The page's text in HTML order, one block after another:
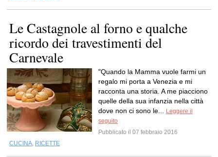
Le Castagnole al forno e qualche
ricordo dei travestimenti del
Carnevale
"Quando la Mamma vuole farmi un
regalo mi porta a Venezia e mi
racconta una storia. A me piacciono
quelle della sua infanzia nella città
dove non ci sono le...
Leggere il
seguito
Pubblicato il 07 febbraio 2016
CUCINA, RICETTE